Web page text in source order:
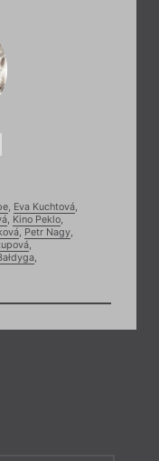
, Eva Kuchtová,
, Kino Peklo,
, Petr Nagy,
,
,